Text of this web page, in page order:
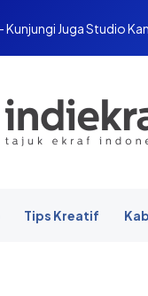
Juga Studio
Tips Kreatif